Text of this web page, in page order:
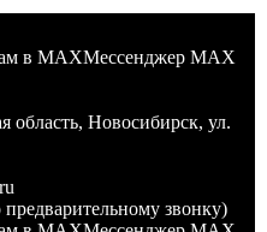
Мессенджер MAX
область, Новосибирск, ул.
звонку)